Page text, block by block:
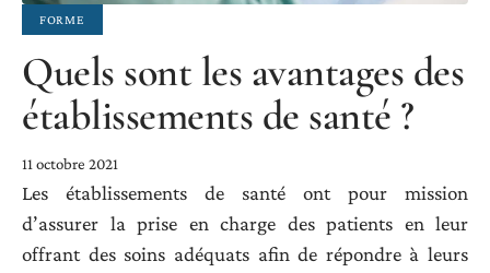
FORME
Quels sont les avantages des
établissements de santé ?
11 octobre 2021
Les établissements de santé ont pour mission
d’assurer la prise en charge des patients en leur
offrant des soins adéquats afin de répondre à leurs